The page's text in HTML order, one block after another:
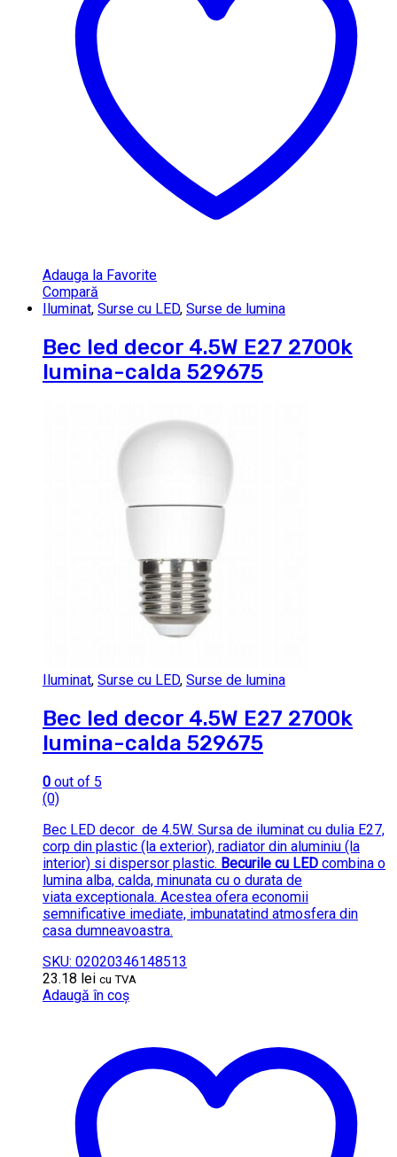
Adauga la Favorite
Compară
Iluminat, Surse cu LED, Surse de lumina
Bec led decor 4.5W E27 2700k
lumina-calda 529675
Iluminat, Surse cu LED, Surse de lumina
Bec led decor 4.5W E27 2700k
lumina-calda 529675
0 out of 5
(0)
Bec LED decor de 4.5W. Sursa de iluminat cu dulia E27,
corp din plastic (la exterior), radiator din aluminiu (la
interior) si dispersor plastic. Becurile cu LED combina o
lumina alba, calda, minunata cu o durata de
viata exceptionala. Acestea ofera economii
semnificative imediate, imbunatatind atmosfera din
casa dumneavoastra.
SKU: 02020346148513
23.18 lei cu TVA
Adaugă în coș